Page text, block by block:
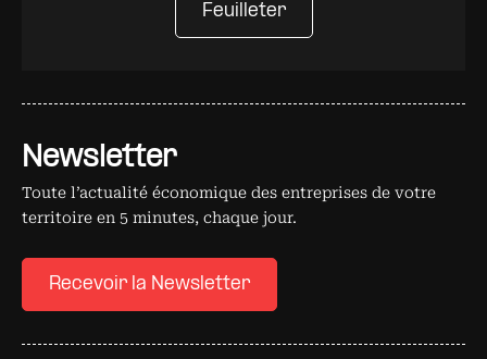
Newsletter
Toute l’actualité économique des entreprises de votre
territoire en 5 minutes, chaque jour.
Recevoir la Newsletter
Feuilleter